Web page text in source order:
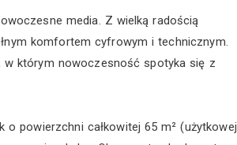
media. Z wielką radością
komfortem cyfrowym i technicznym.
w którym nowoczesność spotyka się z
powierzchni całkowitej 65 m² (użytkowej